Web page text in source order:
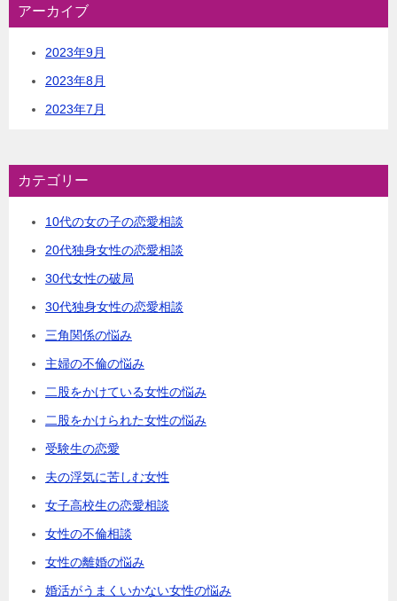
アーカイブ
2023年9月
2023年8月
2023年7月
カテゴリー
10代の女の子の恋愛相談
20代独身女性の恋愛相談
30代女性の破局
30代独身女性の恋愛相談
三角関係の悩み
主婦の不倫の悩み
二股をかけている女性の悩み
二股をかけられた女性の悩み
受験生の恋愛
夫の浮気に苦しむ女性
女子高校生の恋愛相談
女性の不倫相談
女性の離婚の悩み
婚活がうまくいかない女性の悩み